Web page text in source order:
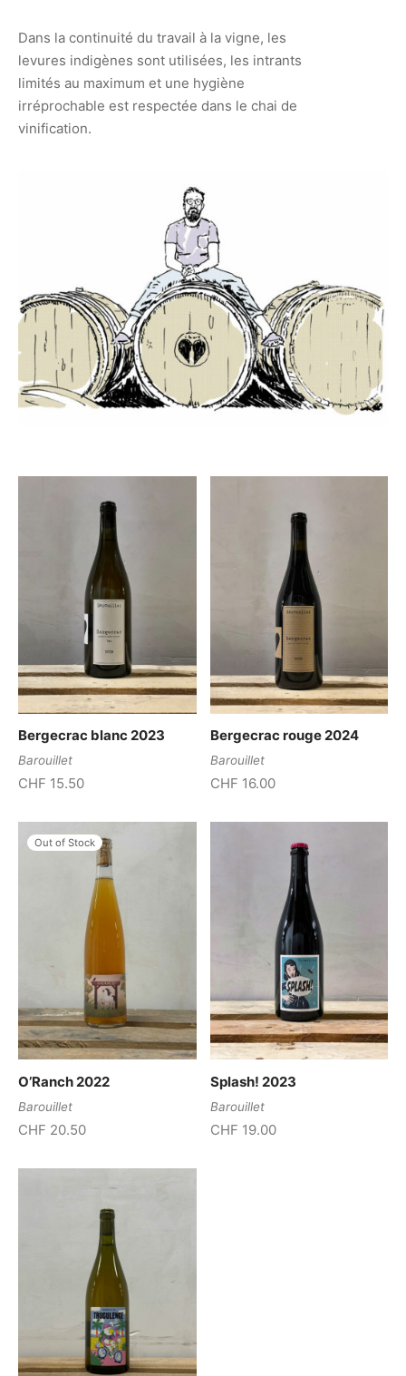
Dans la continuité du travail à la vigne, les
levures indigènes sont utilisées, les intrants
limités au maximum et une hygiène
irréprochable est respectée dans le chai de
vinification.
Bergecrac blanc 2023
Barouillet
CHF 15.50
Bergecrac rouge 2024
Barouillet
CHF 16.00
Out of Stock
O’Ranch 2022
Barouillet
CHF 20.50
Splash! 2023
Barouillet
CHF 19.00